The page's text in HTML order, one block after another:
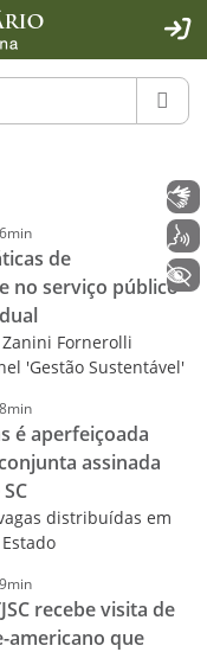
- Rybená
de
no serviço público
Fornerolli
'Gestão Sustentável'
é aperfeiçoada
assinada
distribuídas em
recebe visita de
que
Acessibilidade